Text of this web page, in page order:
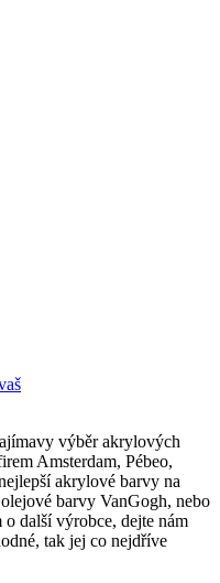
výběr akrylových
Amsterdam, Pébeo,
akrylové barvy na
barvy VanGogh, nebo
další výrobce, dejte nám
tak jej co nejdříve